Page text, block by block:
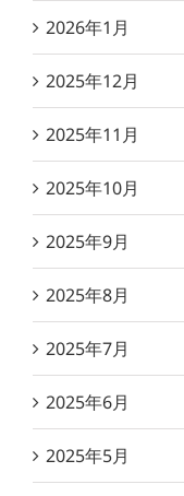
2026年1月
2025年12月
2025年11月
2025年10月
2025年9月
2025年8月
2025年7月
2025年6月
2025年5月